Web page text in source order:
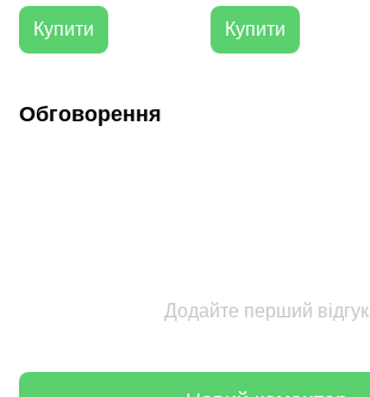
Купити Купити
Обговорення
Додайте перший відгук